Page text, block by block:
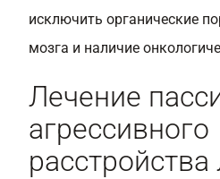
исключить органические
мозга и наличие
Лечение
агрессивного
расстройства